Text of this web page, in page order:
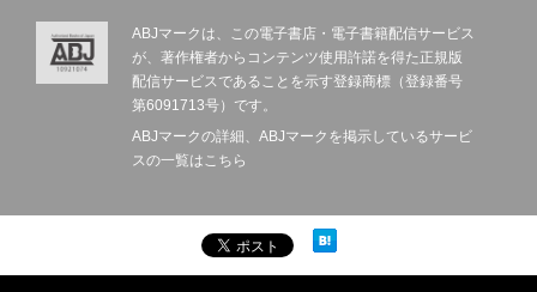
ABJマークは、この電子書店・電子書籍配信サービス
が、著作権者からコンテンツ使用許諾を得た正規版
配信サービスであることを示す登録商標（登録番号
第6091713号）です。
ABJマークの詳細、ABJマークを掲示しているサービ
スの一覧はこちら